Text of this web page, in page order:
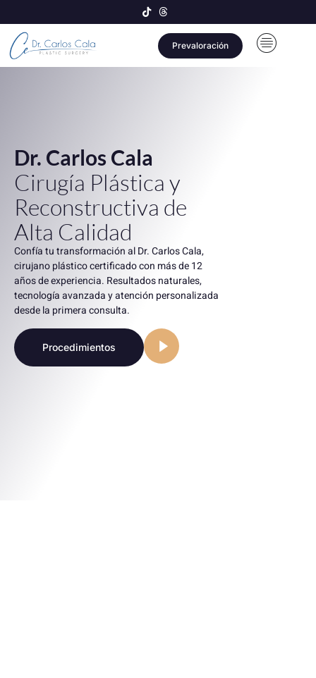
Prevaloración
Dr. Carlos Cala
Cirugía Plástica y
Reconstructiva de
Alta Calidad
Confía tu transformación al Dr. Carlos Cala,
cirujano plástico certificado con más de 12
años de experiencia. Resultados naturales,
tecnología avanzada y atención personalizada
desde la primera consulta.
Procedimientos